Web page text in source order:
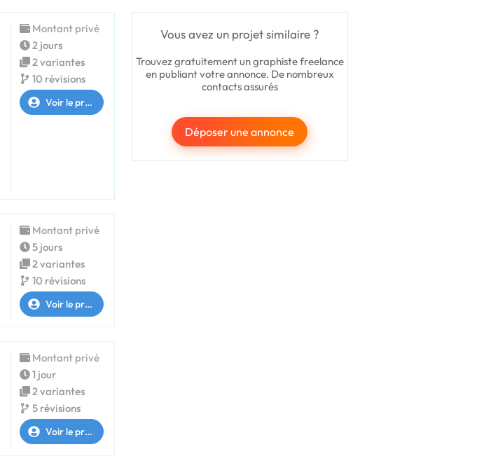
Vous avez un projet similaire ?
Trouvez gratuitement un graphiste freelance
en publiant votre annonce. De nombreux
contacts assurés
Déposer une annonce
Montant privé
2 jours
2 variantes
10 révisions
Voir le profil
Montant privé
5 jours
2 variantes
10 révisions
Voir le profil
Montant privé
1 jour
2 variantes
5 révisions
Voir le profil